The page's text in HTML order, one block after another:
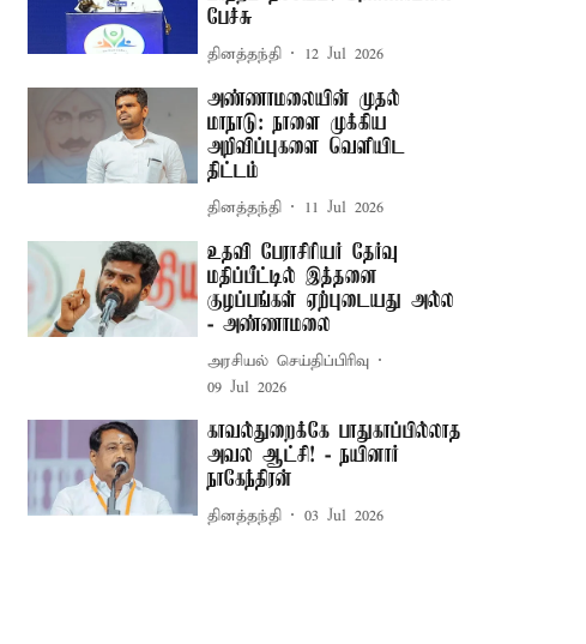
பேச்சு
தினத்தந்தி 12 Jul 2026
அண்ணாமலையின் முதல்
மாநாடு: நாளை முக்கிய
அறிவிப்புகளை வெளியிட
திட்டம்
தினத்தந்தி 11 Jul 2026
உதவி பேராசிரியர் தேர்வு
மதிப்பீட்டில் இத்தனை
குழப்பங்கள் ஏற்புடையது அல்ல
- அண்ணாமலை
அரசியல் செய்திப்பிரிவு
09 Jul 2026
காவல்துறைக்கே பாதுகாப்பில்லாத
அவல ஆட்சி! - நயினார்
நாகேந்திரன்
தினத்தந்தி 03 Jul 2026